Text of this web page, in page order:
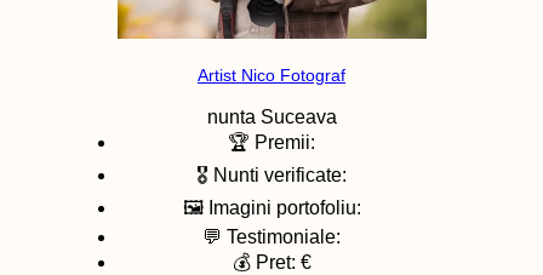
Artist Nico Fotograf
nunta Suceava
🏆 Premii:
🎖️ Nunti verificate:
🖼️ Imagini portofoliu:
💬 Testimoniale:
💰 Pret: €